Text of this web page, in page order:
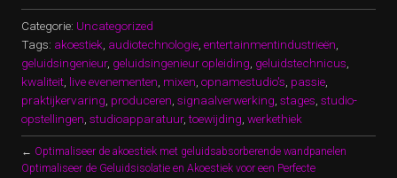
Categorie: Uncategorized
Tags: akoestiek audiotechnologie entertainmentindustrieën
geluidsingenieur, geluidsingenieur opleiding geluidstechnicus
kwaliteit live evenementen mixen opnamestudio's passie
praktijkervaring produceren signaalverwerking stages studio-
opstellingen studioapparatuur,toewijding werkethiek
← Optimaliseer de akoestiek met geluidsabsorberende wandpanelen
Optimaliseer de Geluidsisolatie en Akoestiek voor een Perfecte